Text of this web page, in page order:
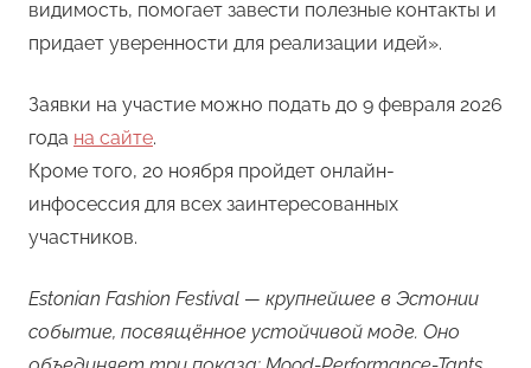
видимость, помогает завести полезные контакты и
придает уверенности для реализации идей».
Заявки на участие можно подать до 9 февраля 2026
года на сайте.
Кроме того, 20 ноября пройдет онлайн-
инфосессия для всех заинтересованных
участников.
Estonian Fashion Festival — крупнейшее в Эстонии
событие, посвящённое устойчивой моде. Оно